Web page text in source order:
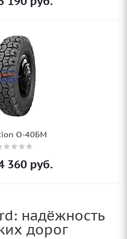
О-40БМ
360 руб.
надёжность
дорог